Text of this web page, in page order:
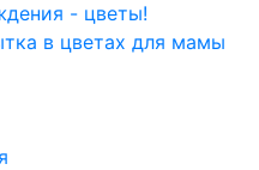
- цветы!
в цветах для мамы